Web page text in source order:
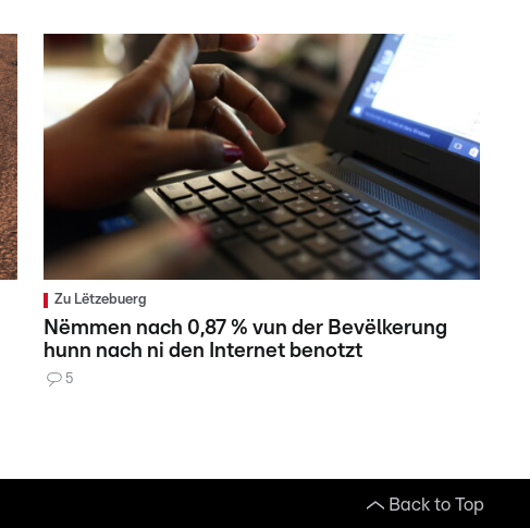
Zu Lëtzebuerg
Nëmmen nach 0,87 % vun der Bevëlkerung
hunn nach ni den Internet benotzt
5
Back to Top